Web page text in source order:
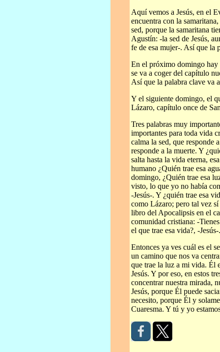
Aquí vemos a Jesús, en el
encuentra con la
sed, porque la samaritana
Agustín: -la sed de Jesús,
fe de esa mujer-. Así que la
En el próximo domingo hay
se va a coger del capítulo
Así que la palabra clave va
Y el siguiente domingo, el
Lázaro, capítulo once de
Tres palabras muy
importantes para toda vida
calma la sed, que responde
responde a la muerte. Y
salta hasta la vida eterna,
humano ¿Quién trae esa
domingo, ¿Quién trae esa
visto, lo que yo no había
-Jesús-. Y ¿quién trae esa
como Lázaro; pero tal vez
libro del Apocalipsis en el
comunidad cristiana: -
el que trae esa vida?, -Jesús-.
Entonces ya ves cuál es el
un camino que nos va
que trae la luz a mi vida. Él
Jesús. Y por eso, en estos
concentrar nuestra mirada,
Jesús, porque Él puede
necesito, porque Él y
Cuaresma. Y tú y yo